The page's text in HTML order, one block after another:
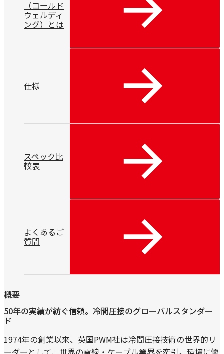
（コールド
ウェルディ
ング）とは
仕様
スペック比
較表
よくあるご
質問
概要
50年の実績が紡ぐ信頼。冷間圧接のグローバルスタンダー
ド
1974年の創業以来、英国PWM社は冷間圧接技術の世界的リ
ーダーとして、世界の電線・ケーブル業界を牽引。環境に優